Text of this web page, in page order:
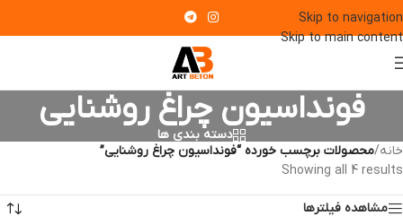
Skip to navigation
Skip to main content
فونداسیون چراغ روشنایی
دسته بندی ها
خانه/محصولات برچسب خورده “فونداسیون چراغ روشنایی”
Showing all 4 results
مشاهده فیلترها